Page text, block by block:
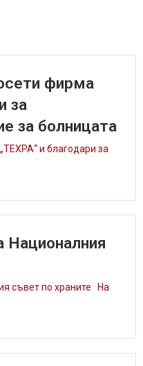
фирма
за
за болницата
и благодари за
Националния
съвет по храните На